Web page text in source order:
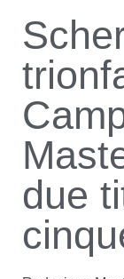
due